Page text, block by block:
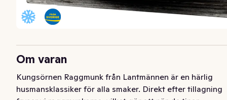
Om varan
Kungsörnen Raggmunk från Lantmännen är en härlig
husmansklassiker för alla smaker. Direkt efter tillagning